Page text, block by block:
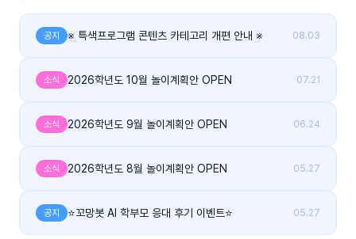
니
공지
사항
트
우리
기
판
인스
타그
유튜
공지 ※ 특색프로그램 콘텐츠 카테고리 개편 안내 ※ 08.03
소식 2026학년도 10월 놀이계획안 OPEN 07.21
소식 2026학년도 9월 놀이계획안 OPEN 06.24
소식 2026학년도 8월 놀이계획안 OPEN 05.27
공지 ⭐꼬망봇 AI 학부모 응대 후기 이벤트⭐ 05.27